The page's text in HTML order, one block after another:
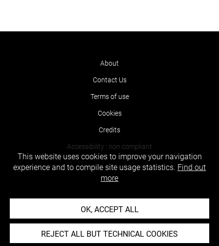
About
Contact Us
Terms of use
Cookies
Credits
Accessibility : non compliant
This website uses cookies to improve your navigation
experience and to compile site usage statistics. Find out
more
OK, ACCEPT ALL
REJECT ALL BUT TECHNICAL COOKIES